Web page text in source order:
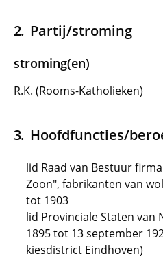
Partij/stroming
stroming(en)
R.K. (Rooms-Katholieken)
Hoofdfuncties/
lid Raad van Bestuur
Zoon", fabrikanten van
tot 1903
lid Provinciale Staten van
1895 tot 13 september
kiesdistrict Eindhoven)